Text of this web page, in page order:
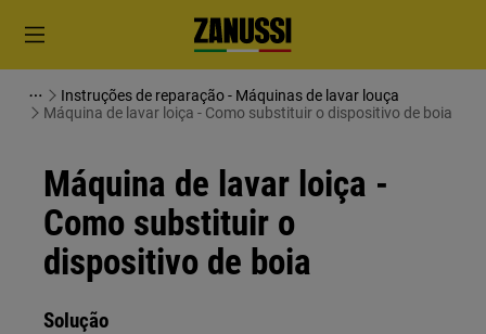
Instruções de reparação - Máquinas de lavar louça
Máquina de lavar loiça - Como substituir o dispositivo de boia
Máquina de lavar loiça -
Como substituir o
dispositivo de boia
Solução